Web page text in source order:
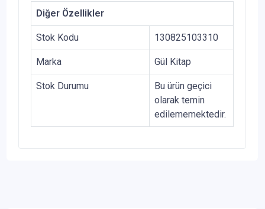
Diğer Özellikler
Stok Kodu 130825103310
Marka Gül Kitap
Stok Durumu
Bu ürün geçici
olarak temin
edilememektedir.